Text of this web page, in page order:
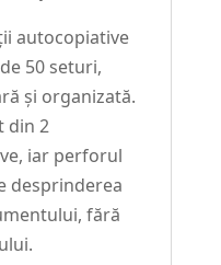
autocopiative
50 seturi,
și organizată.
din 2
iar perforul
desprinderea
fără